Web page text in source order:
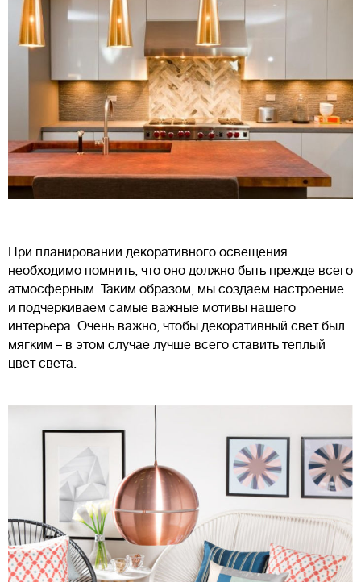
При планировании декоративного освещения
необходимо помнить, что оно должно быть прежде всего
атмосферным. Таким образом, мы создаем настроение
и подчеркиваем самые важные мотивы нашего
интерьера. Очень важно, чтобы декоративный свет был
мягким – в этом случае лучше всего ставить теплый
цвет света.